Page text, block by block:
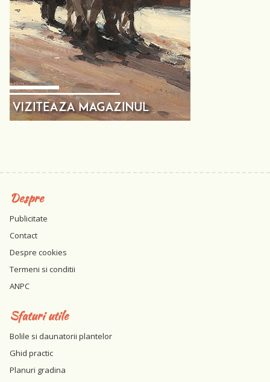
Despre
Publicitate
Contact
Despre cookies
Termeni si conditii
ANPC
Sfaturi utile
Bolile si daunatorii plantelor
Ghid practic
Planuri gradina